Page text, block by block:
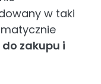
w taki
do zakupu i